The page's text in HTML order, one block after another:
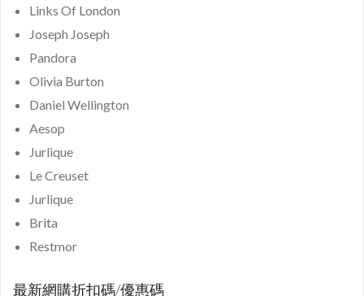
Links Of London
Joseph Joseph
Pandora
Olivia Burton
Daniel Wellington
Aesop
Jurlique
Le Creuset
Jurlique
Brita
Restmor
最新網購折扣碼/優惠碼